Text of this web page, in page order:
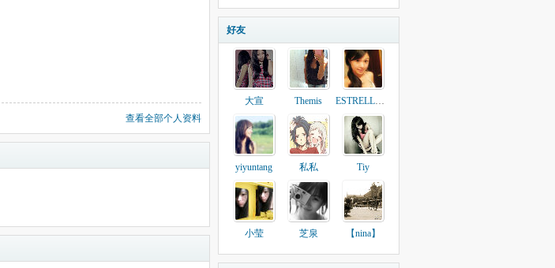
查看全部个人资料
好友
大宣 Themis ESTRELLA8610
yiyuntang 私私 Tiy
小莹 芝泉 【nina】